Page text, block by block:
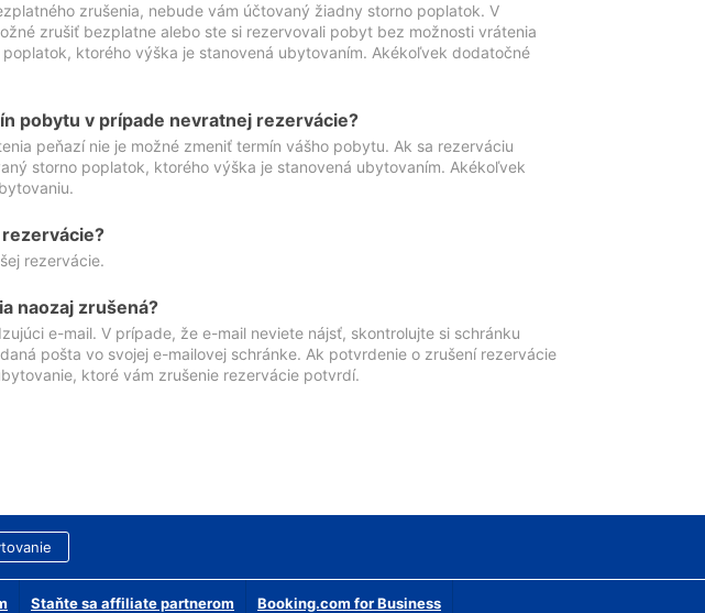
zrušenia, nebude vám účtovaný žiadny storno poplatok. V
zrušiť bezplatne alebo ste si rezervovali pobyt bez možnosti vrátenia
ktorého výška je stanovená ubytovaním. Akékoľvek dodatočné
pobytu v prípade nevratnej rezervácie?
peňazí nie je možné zmeniť termín vášho pobytu. Ak sa rezerváciu
storno poplatok, ktorého výška je stanovená ubytovaním. Akékoľvek
rezervácie.
naozaj zrušená?
e-mail. V prípade, že e-mail neviete nájsť, skontrolujte si schránku
pošta vo svojej e-mailovej schránke. Ak potvrdenie o zrušení rezervácie
ktoré vám zrušenie rezervácie potvrdí.
Staňte sa affiliate partnerom Booking.com for Business